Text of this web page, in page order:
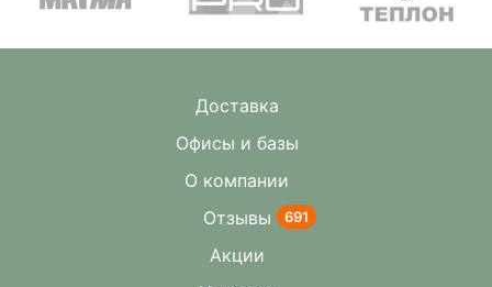
Доставка
Офисы и базы
О компании
Отзывы
691
Акции